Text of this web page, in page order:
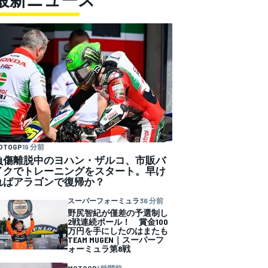
19 分前
傷離脱中のヨハン・ザルコ、市販バ
クでトレーニングをスタート。早け
ばアラゴンで復帰か？
スーパーフォーミュラ36 分前
野尻智紀が僅差の予選制し
2戦連続ポール！ 賞金100
万円を手にしたのはまたも
TEAM MUGEN｜スーパーフ
ォーミュラ第8戦